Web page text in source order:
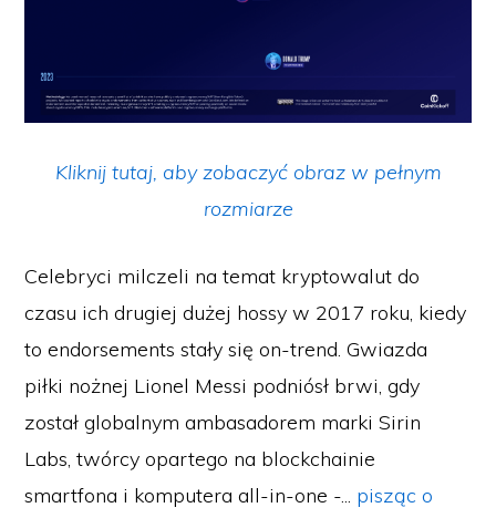
Kliknij tutaj, aby zobaczyć obraz w pełnym
rozmiarze
Celebryci milczeli na temat kryptowalut do
czasu ich drugiej dużej hossy w 2017 roku, kiedy
to endorsements stały się on-trend. Gwiazda
piłki nożnej Lionel Messi podniósł brwi, gdy
został globalnym ambasadorem marki Sirin
Labs, twórcy opartego na blockchainie
smartfona i komputera all-in-one -... pisząc o